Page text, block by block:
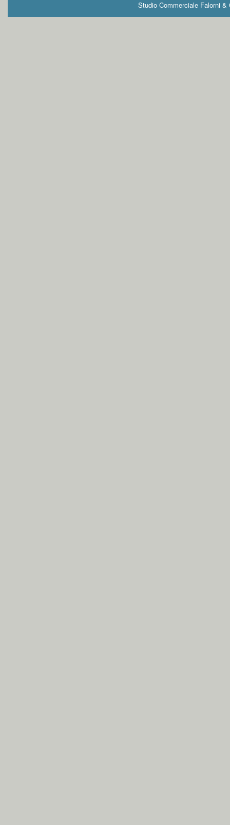
Studio Commerciale Falorni